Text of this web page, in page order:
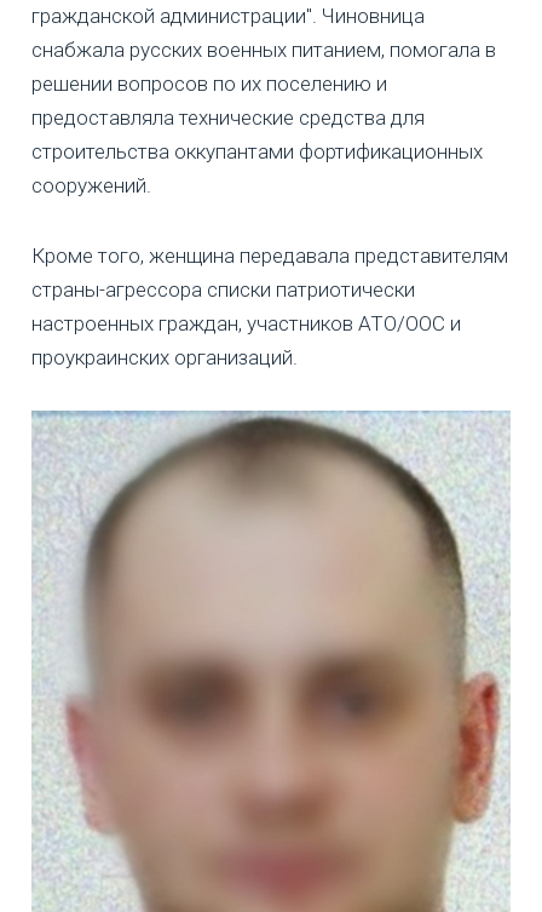
гражданской администрации". Чиновница
снабжала русских военных питанием, помогала в
решении вопросов по их поселению и
предоставляла технические средства для
строительства оккупантами фортификационных
сооружений.
Кроме того, женщина передавала представителям
страны-агрессора списки патриотически
настроенных граждан, участников АТО/ООС и
проукраинских организаций.